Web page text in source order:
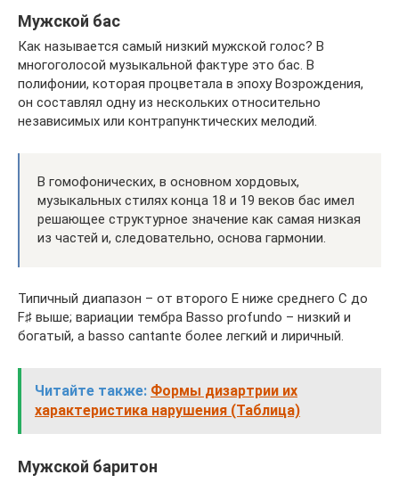
Мужской бас
Как называется самый низкий мужской голос? В
многоголосой музыкальной фактуре это бас. В
полифонии, которая процветала в эпоху Возрождения,
он составлял одну из нескольких относительно
независимых или контрапунктических мелодий.
В гомофонических, в основном хордовых,
музыкальных стилях конца 18 и 19 веков бас имел
решающее структурное значение как самая низкая
из частей и, следовательно, основа гармонии.
Типичный диапазон – от второго E ниже среднего C до
F♯ выше; вариации тембра Basso profundo – низкий и
богатый, а basso cantante более легкий и лиричный.
Читайте также: Формы дизартрии их
характеристика нарушения (Таблица)
Мужской баритон